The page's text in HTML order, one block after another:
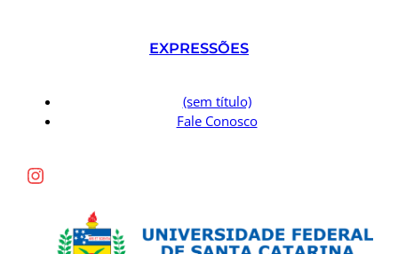
EXPRESSÕES
(sem título)
Fale Conosco
Instagram